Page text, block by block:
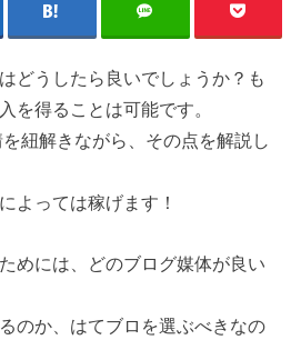
どうしたら良いでしょうか？も
を得ることは可能です。
紐解きながら、その点を解説し
よっては稼げます！
めには、どのブログ媒体が良い
のか、はてブロを選ぶべきなの